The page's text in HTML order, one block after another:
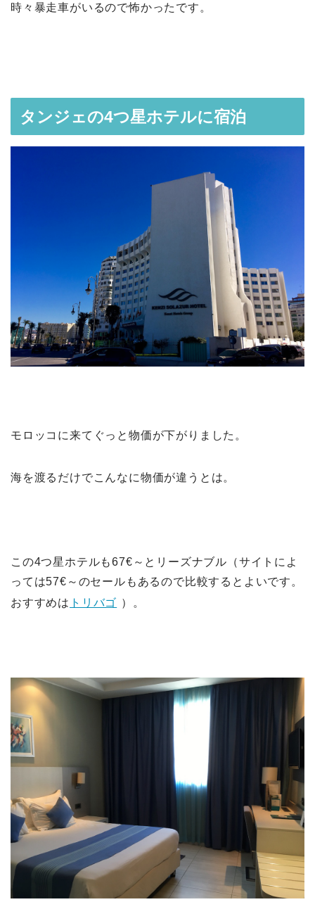
時々暴走車がいるので怖かったです。
タンジェの4つ星ホテルに宿泊
モロッコに来てぐっと物価が下がりました。
海を渡るだけでこんなに物価が違うとは。
この4つ星ホテルも67€～とリーズナブル（サイトによ
っては57€～のセールもあるので比較するとよいです。
おすすめは トリバゴ ）。